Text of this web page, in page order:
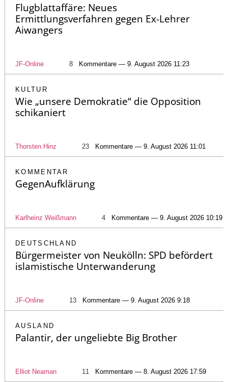
Flugblattaffäre: Neues
Ermittlungsverfahren gegen Ex-Lehrer
Aiwangers
JF-Online 8 Kommentare — 9. August 2026 11:23
KULTUR
Wie „unsere Demokratie“ die Opposition
schikaniert
Thorsten Hinz 23 Kommentare — 9. August 2026 11:01
KOMMENTAR
GegenAufklärung
Karlheinz Weißmann 4 Kommentare — 9. August 2026 10:19
DEUTSCHLAND
Bürgermeister von Neukölln: SPD befördert
islamistische Unterwanderung
JF-Online 13 Kommentare — 9. August 2026 9:18
AUSLAND
Palantir, der ungeliebte Big Brother
Elliot Neaman 11 Kommentare — 8. August 2026 17:59